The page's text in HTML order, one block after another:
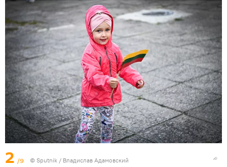
2 /9 © Sputnik / Владислав Адамовский